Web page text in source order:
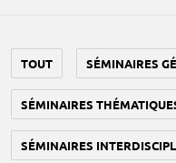
TOUT SÉMINAIRES
SÉMINAIRES
SÉMINAIRES